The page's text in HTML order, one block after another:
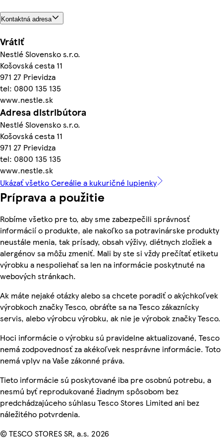
Kontaktná adresa
Vrátiť
Nestlé Slovensko s.r.o.
Košovská cesta 11
971 27 Prievidza
tel: 0800 135 135
www.nestle.sk
Adresa distribútora
Nestlé Slovensko s.r.o.
Košovská cesta 11
971 27 Prievidza
tel: 0800 135 135
www.nestle.sk
Ukázať všetko Cereálie a kukuričné lupienky
Príprava a použitie
Robíme všetko pre to, aby sme zabezpečili správnosť
informácií o produkte, ale nakoľko sa potravinárske produkty
neustále menia, tak prísady, obsah výživy, diétnych zložiek a
alergénov sa môžu zmeniť. Mali by ste si vždy prečítať etiketu
výrobku a nespoliehať sa len na informácie poskytnuté na
webových stránkach.
Ak máte nejaké otázky alebo sa chcete poradiť o akýchkoľvek
výrobkoch značky Tesco, obráťte sa na Tesco zákaznícky
servis, alebo výrobcu výrobku, ak nie je výrobok značky Tesco.
Hoci informácie o výrobku sú pravidelne aktualizované, Tesco
nemá zodpovednosť za akékoľvek nesprávne informácie. Toto
nemá vplyv na Vaše zákonné práva.
Tieto informácie sú poskytované iba pre osobnú potrebu, a
nesmú byť reprodukované žiadnym spôsobom bez
predchádzajúceho súhlasu Tesco Stores Limited ani bez
náležitého potvrdenia.
© TESCO STORES SR, a.s. 2026